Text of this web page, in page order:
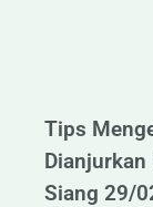
Tips
Siang 29/